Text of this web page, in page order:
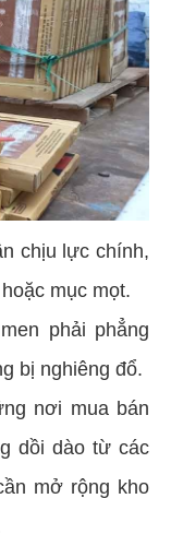
chịu lực chính,
mục mọt.
phải phẳng
bị nghiêng đổ.
nơi mua bán
dồi dào từ các
mở rộng kho